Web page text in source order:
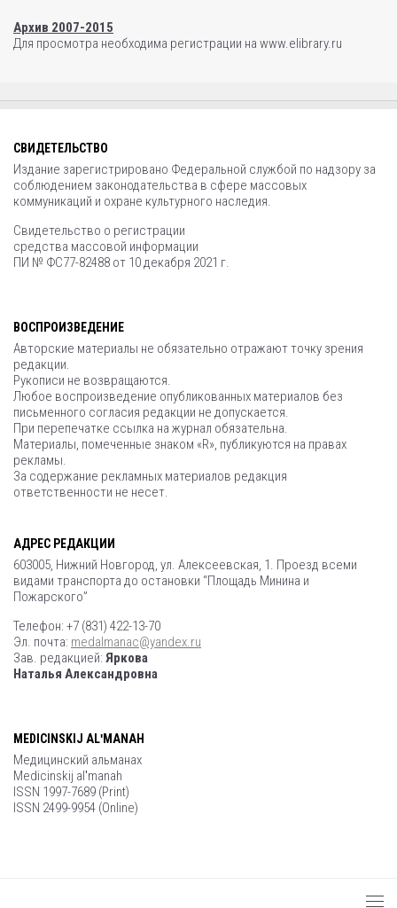
Архив 2007-2015
Для просмотра необходима регистрации на www.elibrary.ru
СВИДЕТЕЛЬСТВО
Издание зарегистрировано Федеральной службой по надзору за
соблюдением законодательства в сфере массовых
коммуникаций и охране культурного наследия.
Свидетельство о регистрации
средства массовой информации
ПИ № ФС77-82488 от 10 декабря 2021 г.
ВОСПРОИЗВЕДЕНИЕ
Авторские материалы не обязательно отражают точку зрения
редакции.
Рукописи не возвращаются.
Любое воспроизведение опубликованных материалов без
письменного согласия редакции не допускается.
При перепечатке ссылка на журнал обязательна.
Материалы, помеченные знаком «R», публикуются на правах
рекламы.
За содержание рекламных материалов редакция
ответственности не несет.
АДРЕС РЕДАКЦИИ
603005, Нижний Новгород, ул. Алексеевская, 1. Проезд всеми
видами транспорта до остановки “Площадь Минина и
Пожарского”
Телефон: +7 (831) 422-13-70
Эл. почта: medalmanac@yandex.ru
Зав. редакцией: Яркова
Наталья Александровна
MEDICINSKIJ ALʹMANAH
Медицинский альманах
Medicinskij alʹmanah
ISSN 1997-7689 (Print)
ISSN 2499-9954 (Online)